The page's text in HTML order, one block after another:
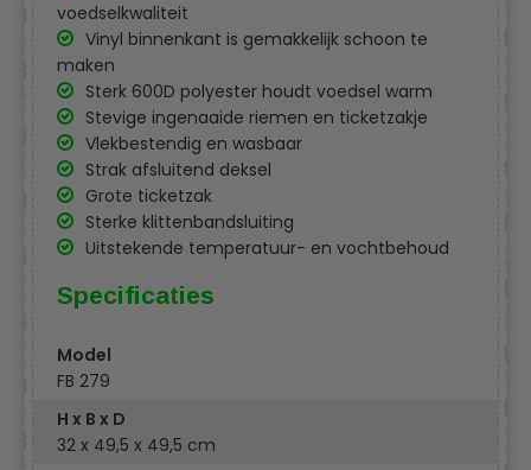
voedselkwaliteit
Vinyl binnenkant is gemakkelijk schoon te
maken
Sterk 600D polyester houdt voedsel warm
Stevige ingenaaide riemen en ticketzakje
Vlekbestendig en wasbaar
Strak afsluitend deksel
Grote ticketzak
Sterke klittenbandsluiting
Uitstekende temperatuur- en vochtbehoud
Specificaties
Model
FB 279
H x B x D
32 x 49,5 x 49,5 cm